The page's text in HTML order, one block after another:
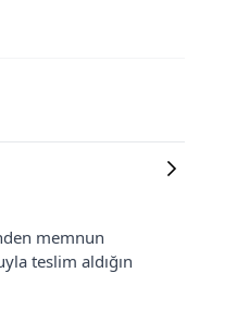
memnun
teslim aldığın